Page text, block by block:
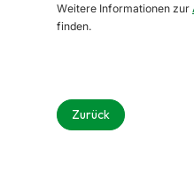
Weitere Informationen zur
finden.
Vorheriger Beitrag:
Zurück